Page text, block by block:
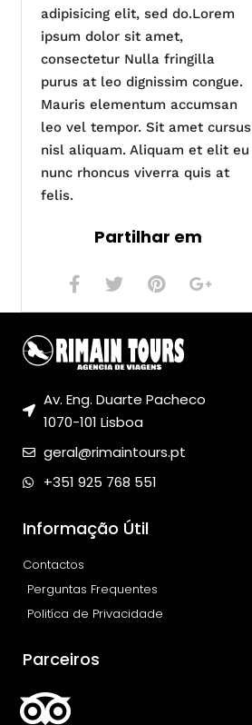
adipisicing elit, sed do.Lorem
ipsum dolor sit amet,
consectetur Nulla fringilla
purus at leo dignissim congue.
Mauris elementum accumsan
leo vel tempor. Sit amet cursus
nisl aliquam. Aliquam et elit eu
nunc rhoncus viverra quis at
felis.
Partilhar em
Av. Eng. Duarte Pacheco
1070-101 Lisboa
geral@rimaintours.pt
+351 925 768 551
Informação Útil
Contactos
Perguntas Frequentes
Politíca de Privacidade
Parceiros